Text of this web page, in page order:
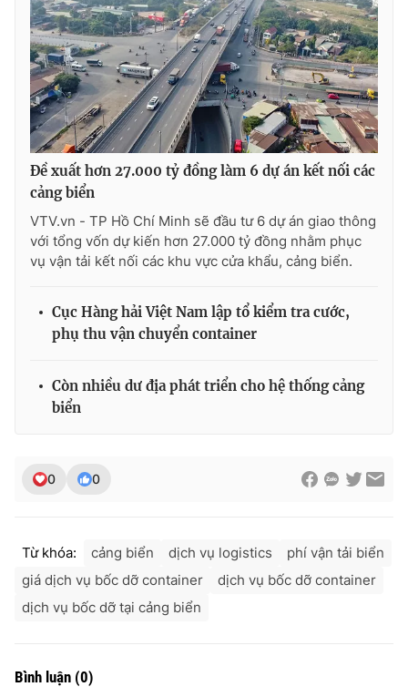
Ðiện thoại Thời báo VTV:024.66 897 897
Email:toasoan@vtv.vn
Liên hệ quảng cáo:024-7300.7108
® Cấm sao chép dưới mọi hình thức nếu không có sự chấp
thuận bằng văn bản. Ghi rõ nguồn VTV.vn khi phát hành lại
Đề xuất hơn 27.000 tỷ đồng làm 6 dự án kết nối các
cảng biển
VTV.vn - TP Hồ Chí Minh sẽ đầu tư 6 dự án giao thông
với tổng vốn dự kiến hơn 27.000 tỷ đồng nhằm phục
vụ vận tải kết nối các khu vực cửa khẩu, cảng biển.
Cục Hàng hải Việt Nam lập tổ kiểm tra cước,
phụ thu vận chuyển container
Còn nhiều dư địa phát triển cho hệ thống cảng
biển
0 0
Từ khóa: cảng biển dịch vụ logistics
phí vận tải biển
giá dịch vụ bốc dỡ container
dịch vụ bốc dỡ container
dịch vụ bốc dỡ tại cảng biển
Bình luận (0)